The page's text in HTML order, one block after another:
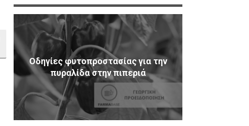
Οδηγίες φυτοπροστασίας για την
πυραλίδα στην πιπεριά